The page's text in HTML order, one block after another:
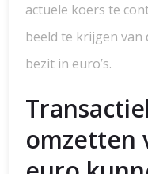
actuele koers te
beeld te krijgen van
bezit in euro’s.
omzetten